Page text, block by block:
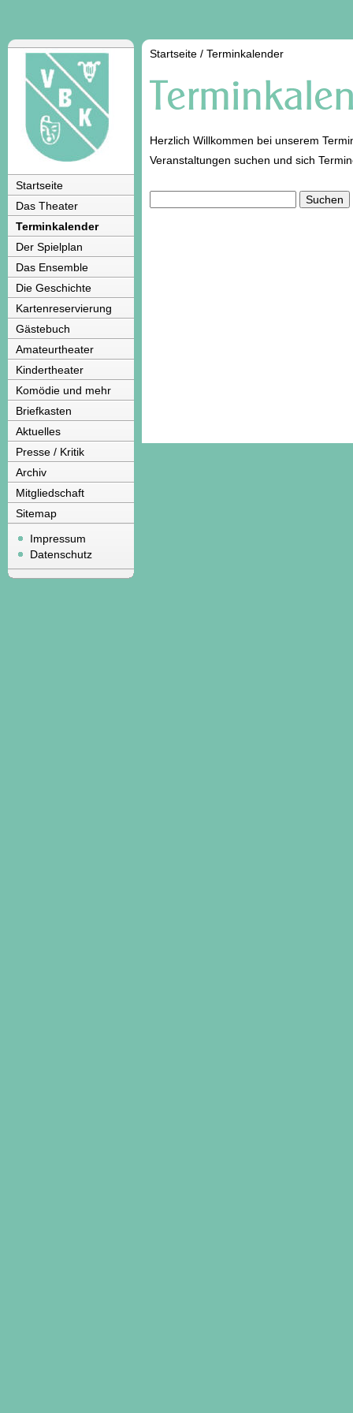
Startseite
Das Theater
Terminkalender
Der Spielplan
Das Ensemble
Die Geschichte
Kartenreservierung
Gästebuch
Amateurtheater
Kindertheater
Komödie und mehr
Briefkasten
Aktuelles
Presse / Kritik
Archiv
Mitgliedschaft
Sitemap
Impressum
Datenschutz
Startseite / Terminkalender
Herzlich Willkommen bei unserem
Veranstaltungen suchen und sich